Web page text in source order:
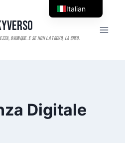
Digitale
Italian